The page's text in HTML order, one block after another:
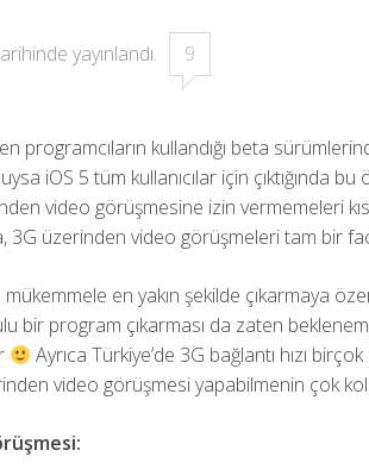
yayınlandı. 9
programcıların kullandığı beta
iOS 5 tüm kullanıcılar için çıktığında bu
video görüşmesine izin vermemeleri
3G üzerinden video görüşmeleri tam bir
en yakın şekilde çıkarmaya
bir program çıkarması da zaten
Ayrıca Türkiye’de 3G bağlantı hızı
video görüşmesi yapabilmenin çok